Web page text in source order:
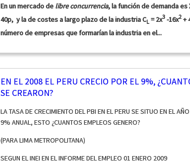
En un mercado de libre concurrencia, la función de demanda es
40p, y la de costes a largo plazo de la industria CL = 2x3 -16x2 +
número de empresas que formarían la industria en el...
EN EL 2008 EL PERU CRECIO POR EL 9%,
SE CREARON?
LA TASA DE CRECIMIENTO DEL PBI EN EL PERU SE SITUO EN EL
9% ANUAL, ESTO ¿CUANTOS EMPLEOS GENERO?
(PARA LIMA METROPOLITANA)
SEGUN EL INEI EN EL INFORME DEL EMPLEO 01 ENERO 2009